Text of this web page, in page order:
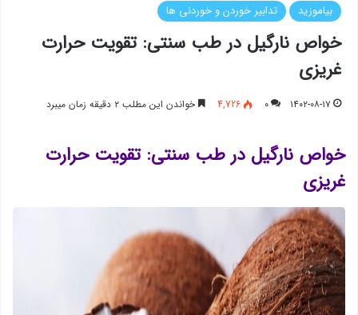
بیاموزید تدابیر خوردن و خوردنی ها
خواص نارگیل در طب سنتی: تقویت حرارت
غریزی
۱۴۰۲-۰۸-۱۷ ۰ 4,726 خواندن این مطلب ۲ دقیقه زمان میبرد
خواص نارگیل در طب سنتی: تقویت حرارت
غریزی